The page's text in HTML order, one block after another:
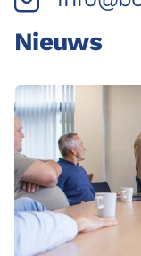
Nieuws